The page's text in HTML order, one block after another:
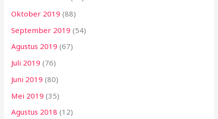
Oktober 2019 (88)
September 2019 (54)
Agustus 2019 (67)
Juli 2019 (76)
Juni 2019 (80)
Mei 2019 (35)
Agustus 2018 (12)